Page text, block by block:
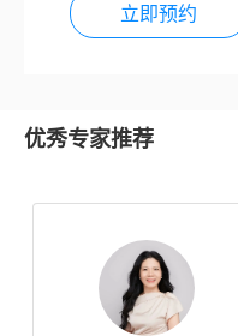
立即预约
优秀专家推荐